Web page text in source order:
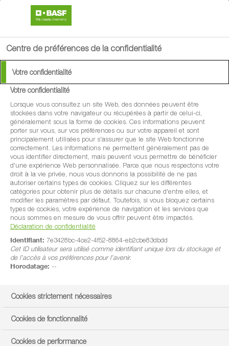
Centre de préférences de la confidentialité
Votre confidentialité
Votre confidentialité
Lorsque vous consultez un site Web, des données peuvent être
stockées dans votre navigateur ou récupérées à partir de celui-ci,
généralement sous la forme de cookies. Ces informations peuvent
porter sur vous, sur vos préférences ou sur votre appareil et sont
principalement utilisées pour s'assurer que le site Web fonctionne
correctement. Les informations ne permettent généralement pas de
vous identifier directement, mais peuvent vous permettre de bénéficier
d'une expérience Web personnalisée. Parce que nous respectons votre
droit à la vie privée, nous vous donnons la possibilité de ne pas
autoriser certains types de cookies. Cliquez sur les différentes
catégories pour obtenir plus de détails sur chacune d'entre elles, et
modifier les paramètres par défaut. Toutefois, si vous bloquez certains
types de cookies, votre expérience de navigation et les services que
nous sommes en mesure de vous offrir peuvent être impactés.
Déclaration de confidentialité
Identifiant: 7e3428bc-4ce2-4f52-8864-eb2cbe83dbdd
Cet ID utilisateur sera utilisé comme identifiant unique lors du stockage et
de l’accès à vos préférences pour l’avenir.
Horodatage: --
Cookies strictement nécessaires
Cookies de fonctionnalité
Cookies de performance